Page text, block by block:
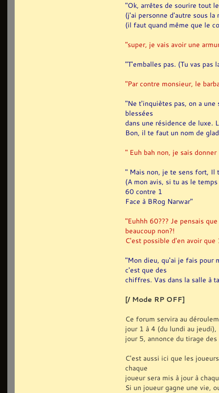
"Ok, arrêtes de sourire tout
(j'ai personne d'autre sous
(il faut quand même que le
"super, je vais avoir une
"T'emballes pas. (Tu vas pas
"Par contre monsieur, le
"Ne t'inquiètes pas, on a
blessées
dans une résidence de
Bon, il te faut un nom de
" Euh bah non, je sais
" Mais non, je te sens fort, Il
(A mon avis, si tu as le
60 contre 1
Face à BRog Narwar"
"Euhhh 60??? Je pensais
beaucoup non?!
C'est possible d'en avoir que
"Mon dieu, qu'ai je fais pour
c'est que des
chiffres. Vas dans la salle à
[/ Mode RP OFF]
Ce forum servira au
jour 1 à 4 (du lundi au
jour 5, annonce du tirage
C'est aussi ici que les
chaque
joueur sera mis à jour à
Si un joueur gagne une vie,